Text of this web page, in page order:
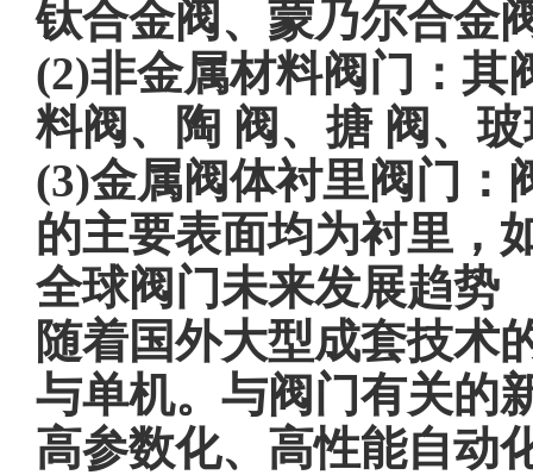
钛合金阀、蒙乃尔合金
(2)非金属材料阀门：其
料阀、陶 阀、搪 阀、
(3)金属阀体衬里阀门：
的主要表面均为衬里，
全球阀门未来发展趋势
随着国外大型成套技术
与单机。与阀门有关的
高参数化、高性能自动